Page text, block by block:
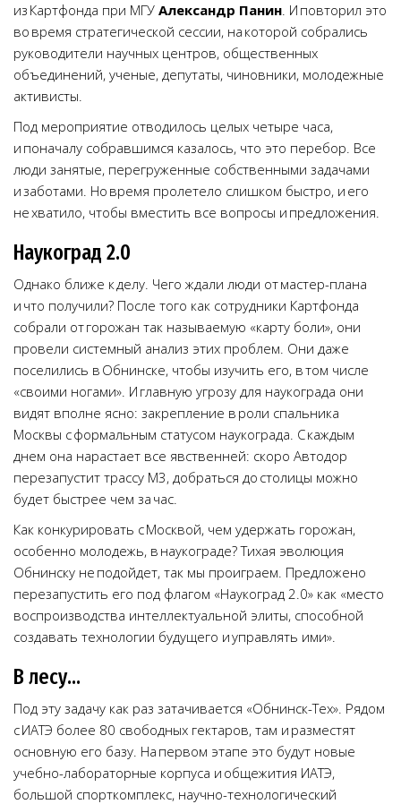
из Картфонда при МГУ Александр Панин. И повторил это
во время стратегической сессии, на которой собрались
руководители научных центров, общественных
объединений, ученые, депутаты, чиновники, молодежные
активисты.
Под мероприятие отводилось целых четыре часа,
и поначалу собравшимся казалось, что это перебор. Все
люди занятые, перегруженные собственными задачами
и заботами. Но время пролетело слишком быстро, и его
не хватило, чтобы вместить все вопросы и предложения.
Наукоград 2.0
Однако ближе к делу. Чего ждали люди от мастер-плана
и что получили? После того как сотрудники Картфонда
собрали от горожан так называемую «карту боли», они
провели системный анализ этих проблем. Они даже
поселились в Обнинске, чтобы изучить его, в том числе
«своими ногами». И главную угрозу для наукограда они
видят вполне ясно: закрепление в роли спальника
Москвы с формальным статусом наукограда. С каждым
днем она нарастает все явственней: скоро Автодор
перезапустит трассу М3, добраться до столицы можно
будет быстрее чем за час.
Как конкурировать с Москвой, чем удержать горожан,
особенно молодежь, в наукограде? Тихая эволюция
Обнинску не подойдет, так мы проиграем. Предложено
перезапустить его под флагом «Наукоград 2.0» как «место
воспроизводства интеллектуальной элиты, способной
создавать технологии будущего и управлять ими».
В лесу…
Под эту задачу как раз затачивается «Обнинск-Тех». Рядом
с ИАТЭ более 80 свободных гектаров, там и разместят
основную его базу. На первом этапе это будут новые
учебно-лабораторные корпуса и общежития ИАТЭ,
большой спорткомплекс, научно-технологический